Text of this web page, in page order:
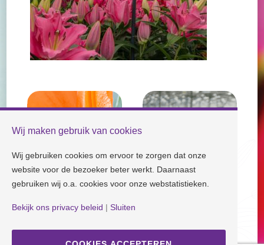
Check our socials and stay tuned!
Wij maken gebruik van cookies
Wij gebruiken cookies om ervoor te zorgen dat onze
website voor de bezoeker beter werkt. Daarnaast
gebruiken wij o.a. cookies voor onze webstatistieken.
Bekijk ons privacy beleid | Sluiten